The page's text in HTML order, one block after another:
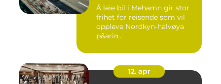
Å leie bil i Mehamn gir stor
frihet for reisende som vil
oppleve Nordkyn-halvøya
p&arin...
12. apr